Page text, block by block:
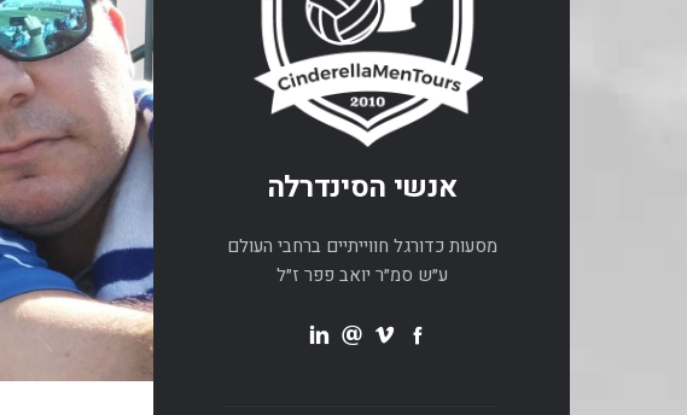
אנשי הסינדרלה
מסעות כדורגל חווייתיים ברחבי העולם
ע״ש סמ״ר יואב פפר ז״ל